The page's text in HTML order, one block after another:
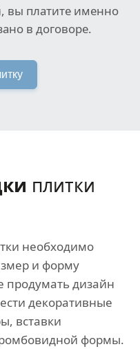
вы платите именно
в договоре.
плитки
необходимо
и форму
дизайн
декоративные
вставки
формы.